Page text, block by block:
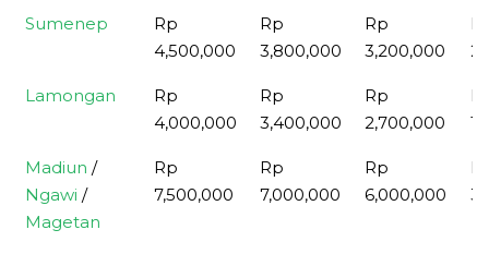
Sumenep
Rp
4,500,000
Rp
3,800,000
Rp
3,200,000
Lamongan
Rp
4,000,000
Rp
3,400,000
Rp
2,700,000
Madiun /
Ngawi /
Magetan
Rp
7,500,000
Rp
7,000,000
Rp
6,000,000